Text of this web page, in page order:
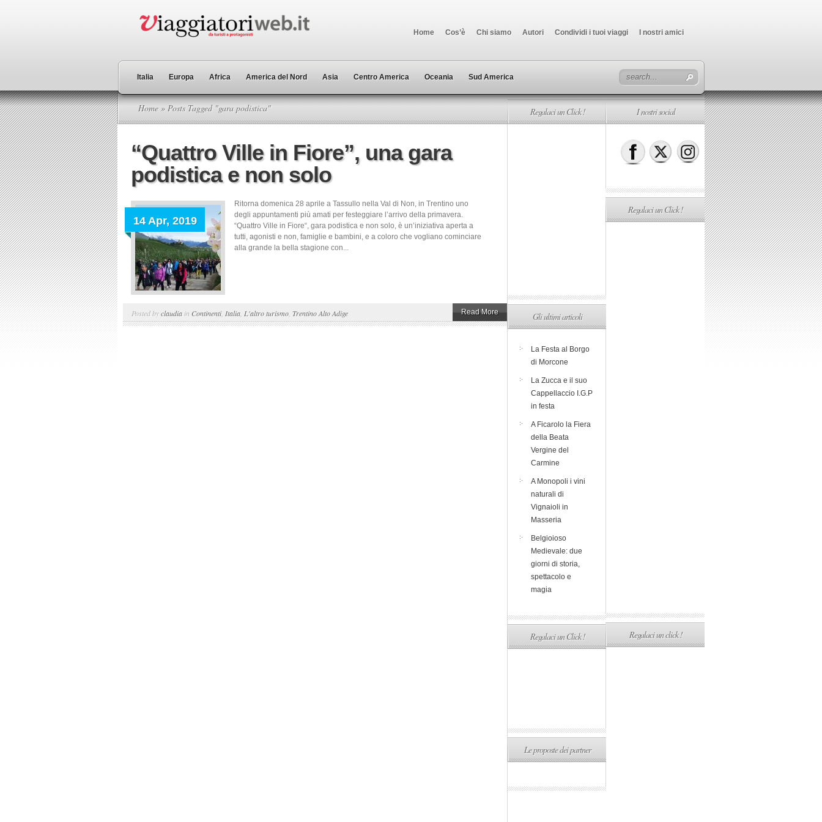
Home Cos’è Chi siamo Autori Condividi i tuoi viaggi I nostri amici
Italia Europa Africa America del Nord Asia Centro America Oceania Sud America
Home » Posts Tagged "gara podistica"
“Quattro Ville in Fiore”, una gara
podistica e non solo
14 Apr, 2019
Ritorna domenica 28 aprile a Tassullo nella Val di Non, in Trentino uno
degli appuntamenti più amati per festeggiare l’arrivo della primavera.
“Quattro Ville in Fiore“, gara podistica e non solo, è un’iniziativa aperta a
tutti, agonisti e non, famiglie e bambini, e a coloro che vogliano cominciare
alla grande la bella stagione con...
Posted byclaudia in Continenti, Italia L'altro turismo Trentino Alto Adige Read More
Regalaci un Click !
Gli ultimi articoli
La Festa al Borgo
di Morcone
La Zucca e il suo
Cappellaccio I.G.P
in festa
A Ficarolo la Fiera
della Beata
Vergine del
Carmine
A Monopoli i vini
naturali di
Vignaioli in
Masseria
Belgioioso
Medievale: due
giorni di storia,
spettacolo e
magia
Regalaci un Click !
Le proposte dei partner
I nostri social
Regalaci un Click !
Regalaci un click !